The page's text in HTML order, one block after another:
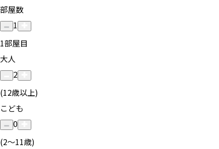
部屋数
1
1部屋目
大人
2
(12歳以上)
こども
0
(2〜11歳)